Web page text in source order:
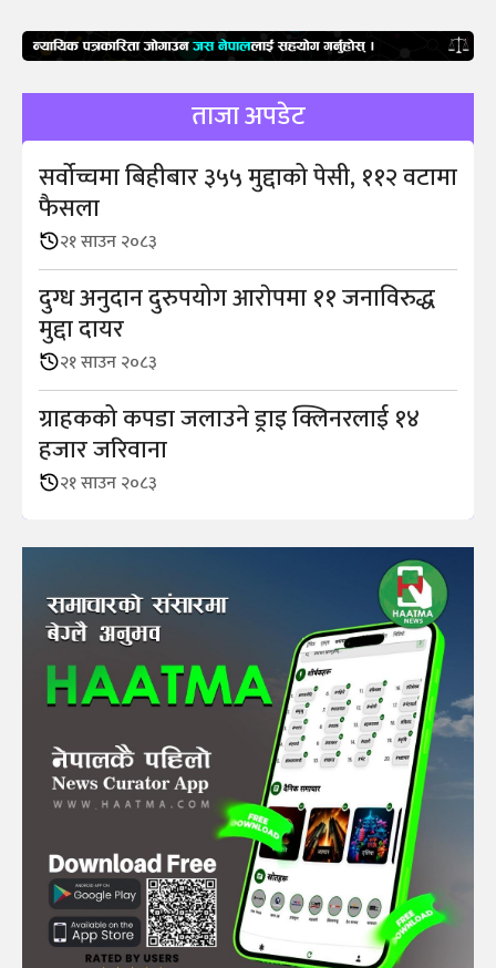
ताजा अपडेट
सर्वोच्चमा बिहीबार ३५५ मुद्दाको पेसी, ११२ वटामा
फैसला
२१ साउन २०८३
दुग्ध अनुदान दुरुपयोग आराेपमा ११ जनाविरुद्ध
मुद्दा दायर
२१ साउन २०८३
ग्राहकको कपडा जलाउने ड्राइ क्लिनरलाई १४
हजार जरिवाना
२१ साउन २०८३